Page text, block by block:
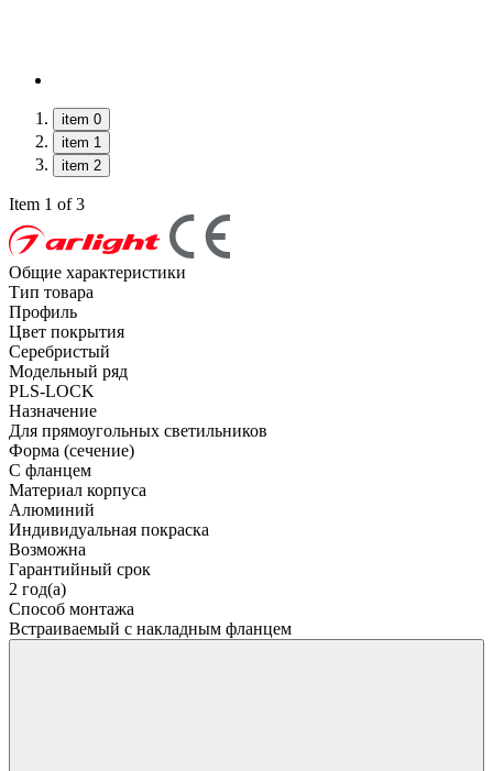
item 0
item 1
item 2
Item 1 of 3
Общие характеристики
Тип товара
Профиль
Цвет покрытия
Серебристый
Модельный ряд
PLS-LOCK
Назначение
Для прямоугольных светильников
Форма (сечение)
С фланцем
Материал корпуса
Алюминий
Индивидуальная покраска
Возможна
Гарантийный срок
2 год(а)
Способ монтажа
Встраиваемый с накладным фланцем